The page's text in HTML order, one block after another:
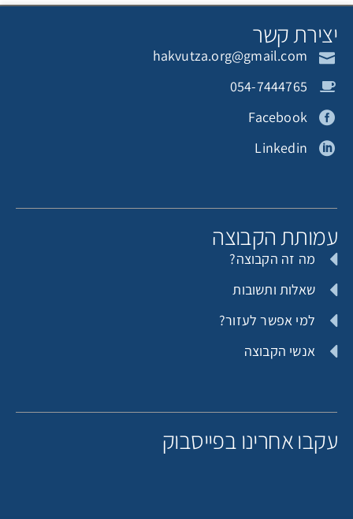
קשר
hakvutza.org@gmail.com
054-7444765
Facebook
Linkedin
הקבוצה
מה זה הקבוצה?
שאלות ותשובות
למי אפשר לעזור?
אנשי הקבוצה
אחרינו בפייסבוק